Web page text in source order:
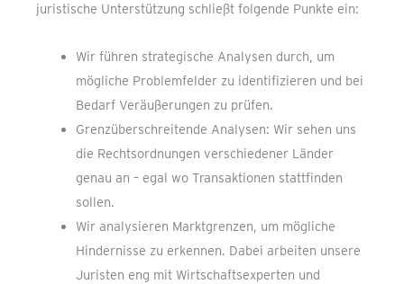
juristische Unterstützung schließt folgende Punkte ein:
Wir führen strategische Analysen durch, um
mögliche Problemfelder zu identifizieren und bei
Bedarf Veräußerungen zu prüfen.
Grenzüberschreitende Analysen: Wir sehen uns
die Rechtsordnungen verschiedener Länder
genau an – egal wo Transaktionen stattfinden
sollen.
Wir analysieren Marktgrenzen, um mögliche
Hindernisse zu erkennen. Dabei arbeiten unsere
Juristen eng mit Wirtschaftsexperten und